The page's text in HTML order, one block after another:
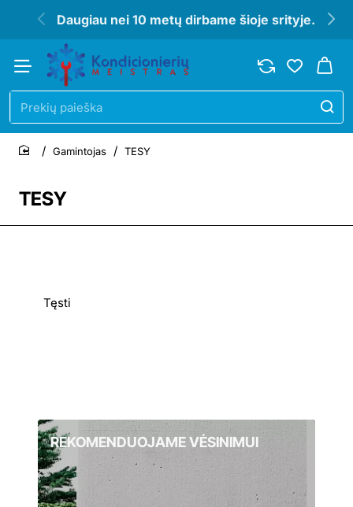
Daugiau nei 10 metų dirbame šioje srityje.
Prekių
paieška
TESY
home
Gamintojas TESY
Tęsti
REKOMENDUOJAME VĖSINIMUI